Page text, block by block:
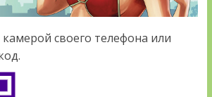
своего телефона или